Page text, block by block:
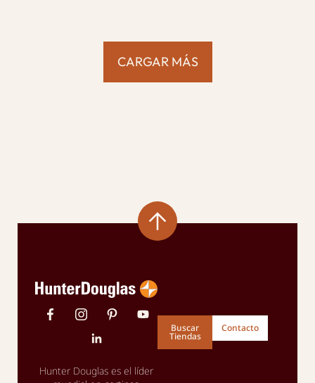
CARGAR MÁS
Hunter Douglas es el líder
Buscar
Tiendas
Contacto